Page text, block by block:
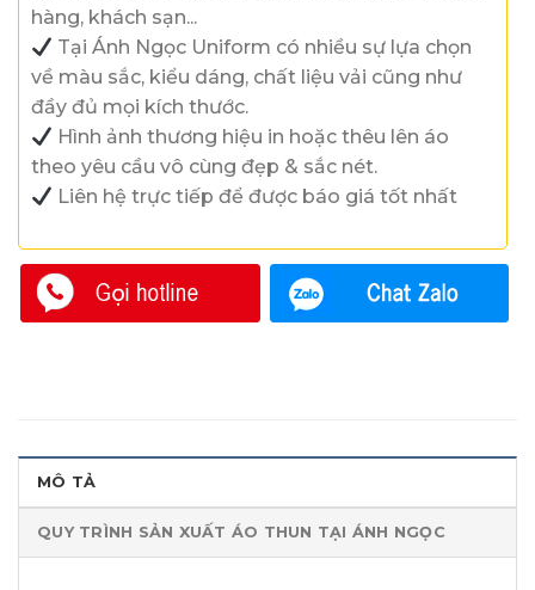
hàng, khách sạn...
Tại Ánh Ngọc Uniform có nhiều sự lựa chọn
về màu sắc, kiểu dáng, chất liệu vải cũng như
đầy đủ mọi kích thước.
Hình ảnh thương hiệu in hoặc thêu lên áo
theo yêu cầu vô cùng đẹp & sắc nét.
Liên hệ trực tiếp để được báo giá tốt nhất
MÔ TẢ
QUY TRÌNH SẢN XUẤT ÁO THUN TẠI ÁNH NGỌC